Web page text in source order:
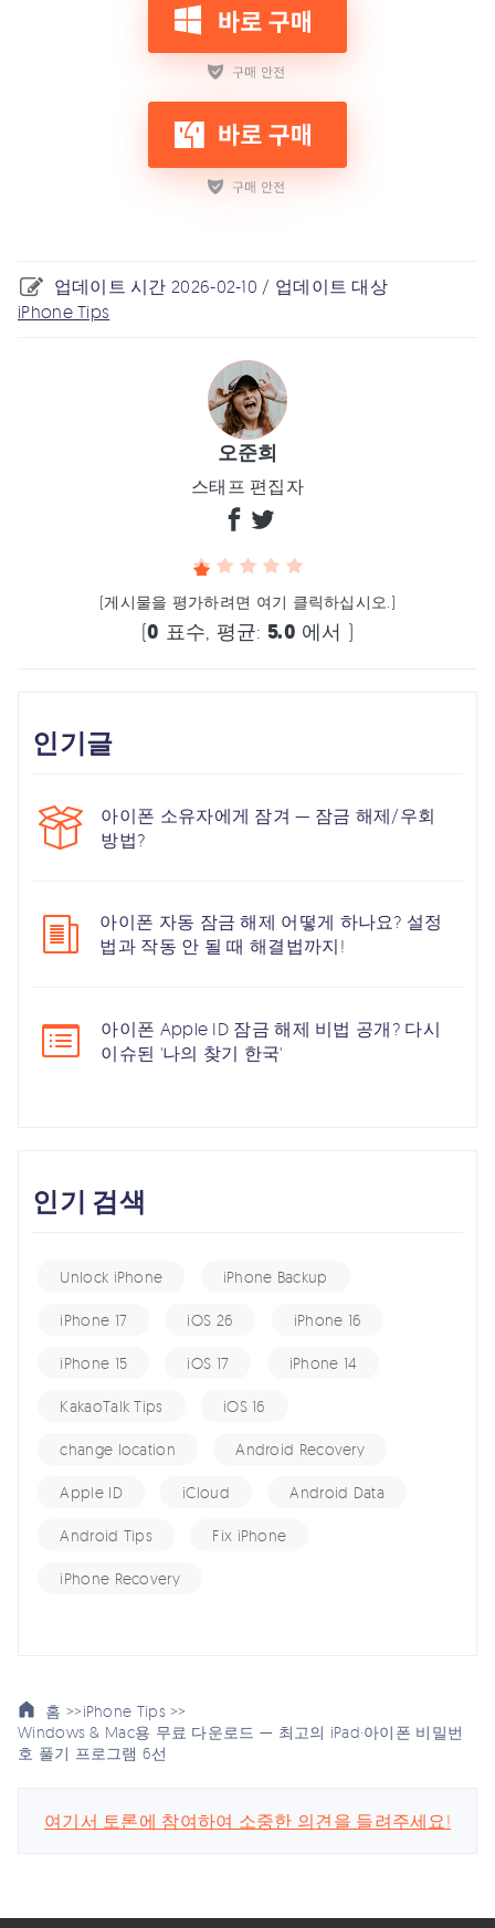
업데이트 시간 2026-02-10 / 업데이트 대상
iPhone Tips
오준희
스태프 편집자
(게시물을 평가하려면 여기 클릭하십시오.)
(0 표수, 평균: 5.0 에서 )
인기글
아이폰 소유자에게 잠겨 — 잠금 해제/우회
방법?
아이폰 자동 잠금 해제 어떻게 하나요? 설정
법과 작동 안 될 때 해결법까지!
아이폰 Apple ID 잠금 해제 비법 공개? 다시
이슈된 '나의 찾기 한국'
인기 검색
Unlock iPhone iPhone Backup
iPhone 17 iOS 26 iPhone 16
iPhone 15 iOS 17 iPhone 14
KakaoTalk Tips iOS 16
change location Android Recovery
Apple ID iCloud Android Data
Android Tips Fix iPhone
iPhone Recovery
홈 >>iPhone Tips >>
Windows & Mac용 무료 다운로드 — 최고의 iPad·아이폰 비밀번
호 풀기 프로그램 6선
여기서 토론에 참여하여 소중한 의견을 들려주세요!